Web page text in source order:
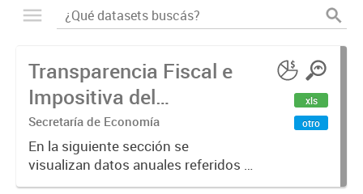
Transparencia Fiscal e
Impositiva del
Municipio. Año 2023
Secretaría de Economía
En la siguiente sección se
visualizan datos anuales referidos a
la transparencia fiscal e impositiva
xls
otro